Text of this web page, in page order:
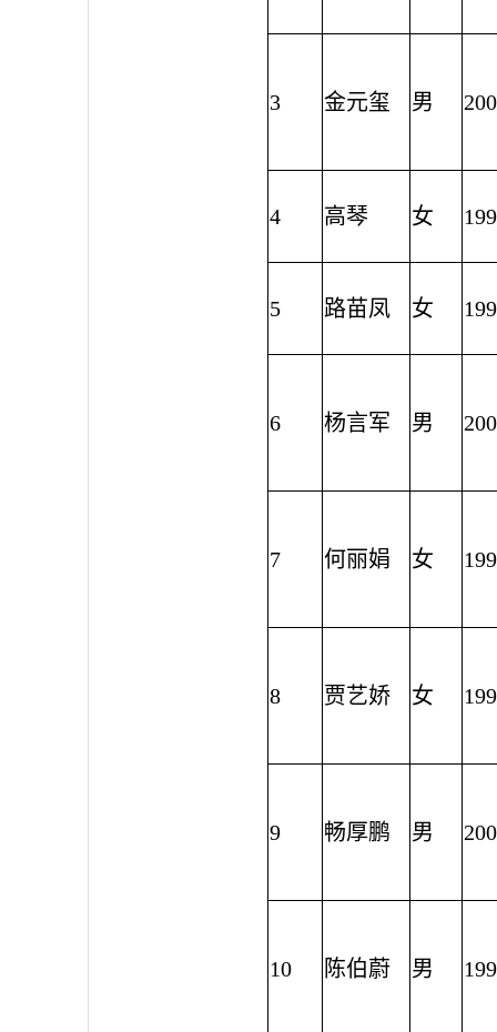
3 金元玺 男
4 高琴 女
5 路苗凤 女
6 杨言军 男
7 何丽娟 女
8 贾艺娇 女
9 畅厚鹏 男
10 陈伯蔚 男